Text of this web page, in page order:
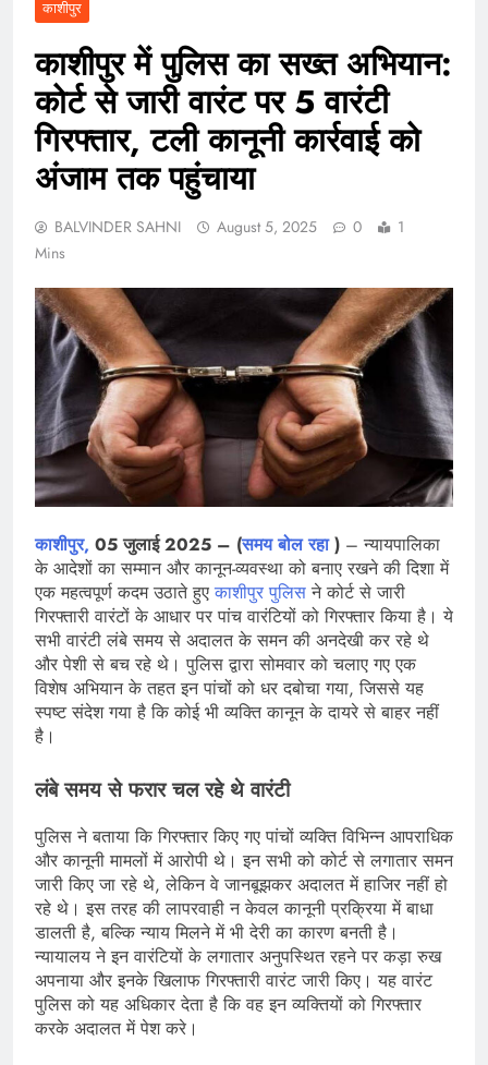
काशीपुर
काशीपुर में पुलिस का सख्त अभियान:
कोर्ट से जारी वारंट पर 5 वारंटी
गिरफ्तार, टली कानूनी कार्रवाई को
अंजाम तक पहुंचाया
BALVINDER SAHNI August 5, 2025 0
1
Mins
काशीपुर, 05 जुलाई 2025 – (समय बोल रहा) – न्यायपालिका
के आदेशों का सम्मान और कानून-व्यवस्था को बनाए रखने की दिशा में
एक महत्वपूर्ण कदम उठाते हुएकाशीपुर पुलिसने कोर्ट से जारी
गिरफ्तारी वारंटों के आधार पर पांच वारंटियों को गिरफ्तार किया है। ये
सभी वारंटी लंबे समय से अदालत के समन की अनदेखी कर रहे थे
और पेशी से बच रहे थे। पुलिस द्वारा सोमवार को चलाए गए एक
विशेष अभियान के तहत इन पांचों को धर दबोचा गया, जिससे यह
स्पष्ट संदेश गया है कि कोई भी व्यक्ति कानून के दायरे से बाहर नहीं
है।
लंबे समय से फरार चल रहे थे वारंटी
पुलिस ने बताया कि गिरफ्तार किए गए पांचों व्यक्ति विभिन्न आपराधिक
और कानूनी मामलों में आरोपी थे। इन सभी को कोर्ट से लगातार समन
जारी किए जा रहे थे, लेकिन वे जानबूझकर अदालत में हाजिर नहीं हो
रहे थे। इस तरह की लापरवाही न केवल कानूनी प्रक्रिया में बाधा
डालती है, बल्कि न्याय मिलने में भी देरी का कारण बनती है।
न्यायालय ने इन वारंटियों के लगातार अनुपस्थित रहने पर कड़ा रुख
अपनाया और इनके खिलाफ गिरफ्तारी वारंट जारी किए। यह वारंट
पुलिस को यह अधिकार देता है कि वह इन व्यक्तियों को गिरफ्तार
करके अदालत में पेश करे।